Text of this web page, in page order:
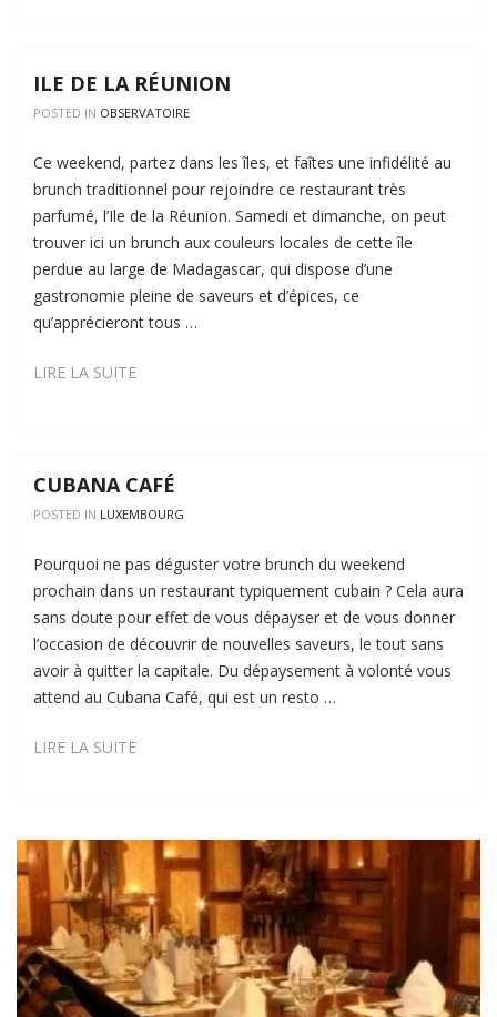
ILE DE LA RÉUNION
POSTED IN OBSERVATOIRE
Ce weekend, partez dans les îles, et faîtes une infidélité au
brunch traditionnel pour rejoindre ce restaurant très
parfumé, l’Ile de la Réunion. Samedi et dimanche, on peut
trouver ici un brunch aux couleurs locales de cette île
perdue au large de Madagascar, qui dispose d’une
gastronomie pleine de saveurs et d’épices, ce
qu’apprécieront tous …
LIRE LA SUITEILE
CUBANA CAFÉ
POSTED IN LUXEMBOURG
Pourquoi ne pas déguster votre brunch du weekend
prochain dans un restaurant typiquement cubain ? Cela aura
sans doute pour effet de vous dépayser et de vous donner
l’occasion de découvrir de nouvelles saveurs, le tout sans
avoir à quitter la capitale. Du dépaysement à volonté vous
attend au Cubana Café, qui est un resto …
LIRE LA SUITECUBANA